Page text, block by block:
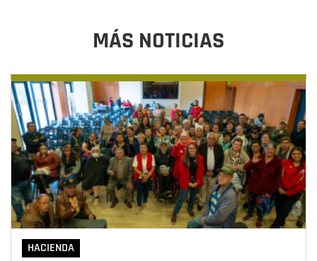
MÁS NOTICIAS
HACIENDA